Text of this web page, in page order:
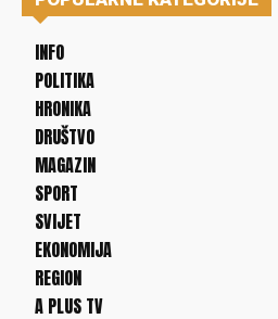
INFO
POLITIKA
HRONIKA
DRUŠTVO
MAGAZIN
SPORT
SVIJET
EKONOMIJA
REGION
A PLUS TV